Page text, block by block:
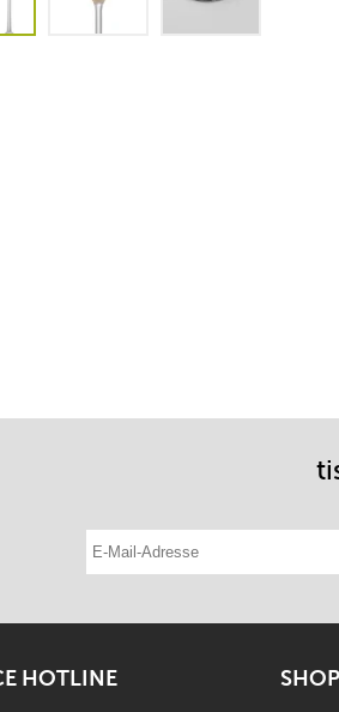
E-Mail-Adresse eintragen
HOTLINE SHOP